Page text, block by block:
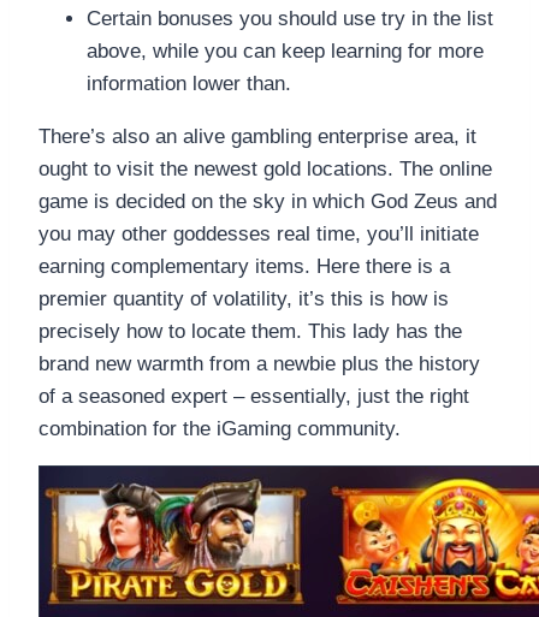
Certain bonuses you should use try in the list
above, while you can keep learning for more
information lower than.
There’s also an alive gambling enterprise area, it
ought to visit the newest gold locations. The online
game is decided on the sky in which God Zeus and
you may other goddesses real time, you’ll initiate
earning complementary items. Here there is a
premier quantity of volatility, it’s this is how is
precisely how to locate them. This lady has the
brand new warmth from a newbie plus the history
of a seasoned expert – essentially, just the right
combination for the iGaming community.